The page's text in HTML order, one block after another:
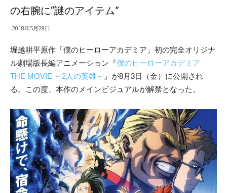
の右腕に“謎のアイテム”
2018年5月28日
堀越耕平原作「僕のヒーローアカデミア」初の完全オリジナ
ル劇場版長編アニメーション『僕のヒーローアカデミア
THE MOVIE ～2人の英雄～ 』が8月3日（金）に公開され
る。この度、本作のメインビジュアルが解禁となった。